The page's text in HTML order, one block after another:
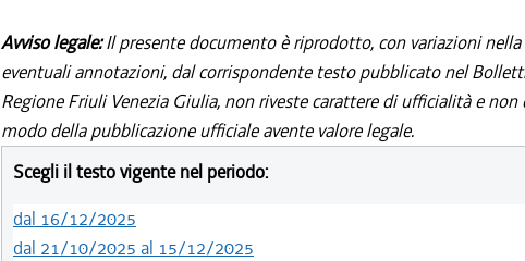
Avviso legale:Il presente documento è riprodotto, con variazioni nella
eventuali annotazioni, dal corrispondente testo pubblicato nel
Regione Friuli Venezia Giulia, non riveste carattere di ufficialità e
modo della pubblicazione ufficiale avente valore legale.
Scegli il testo vigente nel periodo:
dal 16/12/2025
dal 21/10/2025 al 15/12/2025